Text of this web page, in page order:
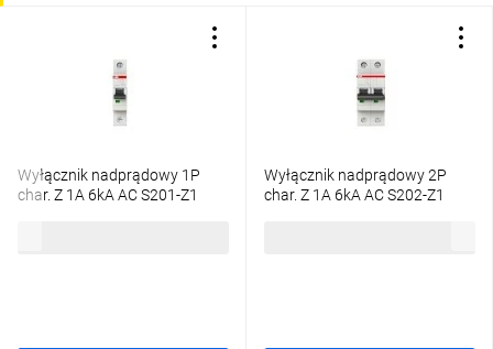
Wyłącznik nadprądowy 1P
char. Z 1A 6kA AC S201-Z1
Wyłącznik nadprądowy 2P
char. Z 1A 6kA AC S202-Z1